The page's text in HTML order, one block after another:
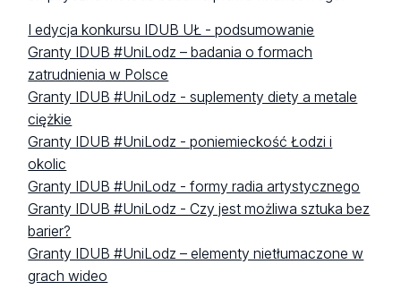
I edycja konkursu IDUB UŁ - podsumowanie
Granty IDUB #UniLodz – badania o formach
zatrudnienia w Polsce
Granty IDUB #UniLodz - suplementy diety a metale
ciężkie
Granty IDUB #UniLodz - poniemieckość Łodzi i
okolic
Granty IDUB #UniLodz - formy radia artystycznego
Granty IDUB #UniLodz - Czy jest możliwa sztuka bez
barier?
Granty IDUB #UniLodz – elementy nietłumaczone w
grach wideo